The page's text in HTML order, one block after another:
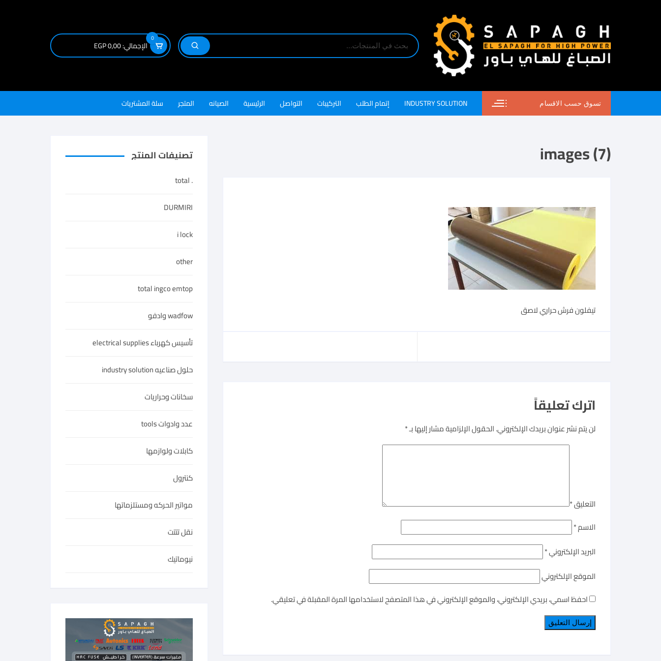
0
الإجمالي:0,00
EGP
تسوق حسب الاقسام INDUSTRY SOLUTION إتمام الطلب التركيبات التواصل الرئيسية الصيانه المتجر سلة المشتريات
images (7)
تيفلون فرش حراري لاصق
اترك تعليقاً
لن يتم نشر عنوان بريدك الإلكتروني.الحقول الإلزامية مشار إليها بـ*
التعليق*
الاسم*
البريد الإلكتروني*
الموقع الإلكتروني
احفظ اسمي، بريدي الإلكتروني، والموقع الإلكتروني في هذا المتصفح لاستخدامها المرة المقبلة في تعليقي.
تصنيفات المنتج
. total
DURMIRI
i lock
other
total ingco emtop
wadfow وادفو
تأسيس كهرباء electrical supplies
حلول صناعيه industry solution
سخانات وحراريات
عدد وادوات tools
كابلات ولوازمها
كنترول
مواتير الحركه ومستلزماتها
نقل تتتت
نيوماتيك